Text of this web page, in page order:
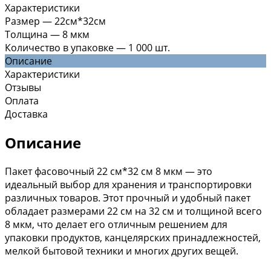
Характеристики
Размер —22см*32см
Толщина —8 мкм
Количество в упаковке— 1 000 шт.
Описание
Характеристики
Отзывы
Оплата
Доставка
Описание
Пакет фасовочный 22 см*32 см 8 мкм — это
идеальный выбор для хранения и транспортировки
различных товаров. Этот прочный и удобный пакет
обладает размерами 22 см на 32 см и толщиной всего
8 мкм, что делает его отличным решением для
упаковки продуктов, канцелярских принадлежностей,
мелкой бытовой техники и многих других вещей.